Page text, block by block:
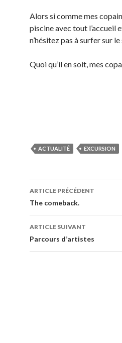
Alors si comme mes
piscine avec tout l’accueil
n’hésitez pas à surfer sur
Quoi qu’il en soit, mes
ACTUALITÉ EXCURSION
Navigation
des
articles
ARTICLE PRÉCÉDENT
The comeback.
ARTICLE SUIVANT
Parcours d’artistes